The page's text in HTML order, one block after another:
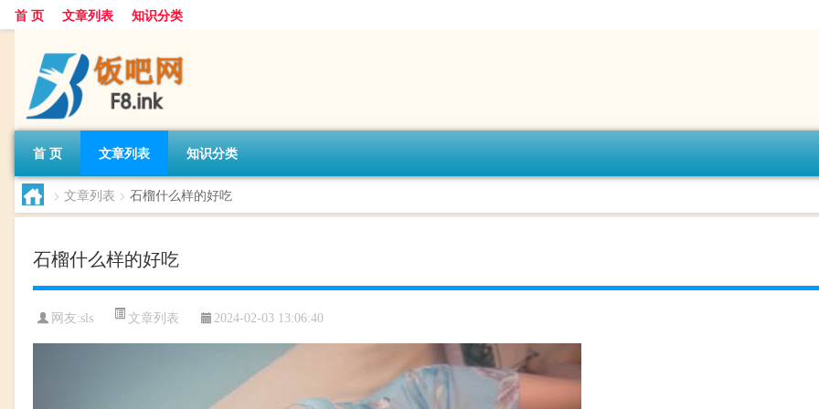
首 页 文章列表 知识分类
首 页 文章列表 知识分类
> 文章列表 > 石榴什么样的好吃
石榴什么样的好吃
网友:sls 文章列表 2024-02-03 13:06:40